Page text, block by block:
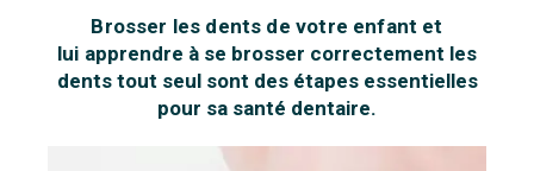
Brosser les dents de votre enfant et
lui apprendre à se brosser correctement les
dents tout seul sont des étapes essentielles
pour sa santé dentaire.